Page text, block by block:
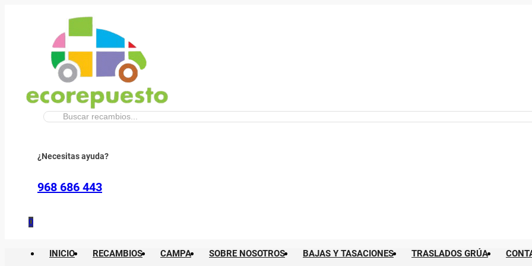
Buscar:
¿Necesitas ayuda?
968 686 443
0
INICIO RECAMBIOS CAMPA SOBRE NOSOTROS BAJAS Y TASACIONES TRASLADOS GRÚA